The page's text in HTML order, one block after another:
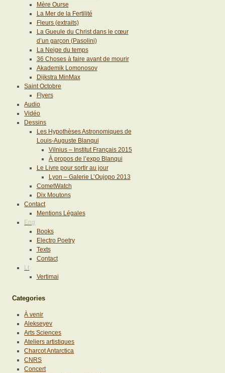
Mère Ourse
La Mer de la Fertilité
Fleurs (extraits)
La Gueule du Christ dans le cœur
d’un garçon (Pasolini)
La Neige du temps
36 Choses à faire avant de mourir
Akademik Lomonosov
Dijkstra MinMax
Saint Octobre
Flyers
Audio
Vidéo
Dessins
Les Hypothèses Astronomiques de
Louis-Auguste Blanqui
Vilnius – Institut Français 2015
À propos de l’expo Blanqui
Le Livre pour sortir au jour
Lyon – Galerie L’Oujopo 2013
CometWatch
Dix Moutons
Contact
Mentions Légales
Eng
Books
Electro Poetry
Texts
Contact
Lt
Vertimai
Categories
À venir
Alekseyev
Arts Sciences
Ateliers artistiques
Charcot Antarctica
CNRS
Concert